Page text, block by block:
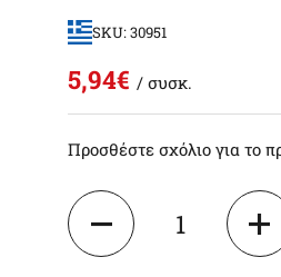
SKU: 30951
5,94€ / συσκ.
Προσθέστε σχόλιο για το
Ποσότητα